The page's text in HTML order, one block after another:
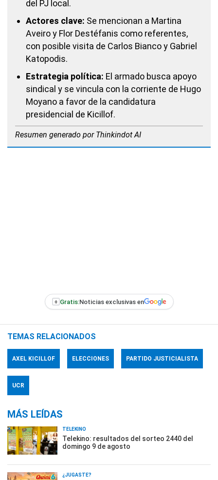
del PJ local.
Actores clave: Se mencionan a Martina
Aveiro y Flor Destéfanis como referentes,
con posible visita de Carlos Bianco y Gabriel
Katopodis.
Estrategia política: El armado busca apoyo
sindical y se vincula con la corriente de Hugo
Moyano a favor de la candidatura
presidencial de Kicillof.
Resumen generado por Thinkindot AI
+ Gratis:Noticias exclusivas en
TEMAS RELACIONADOS
AXEL KICILLOF ELECCIONES PARTIDO JUSTICIALISTA
UCR
MÁS LEÍDAS
TELEKINO
Telekino: resultados del sorteo 2440 del
domingo 9 de agosto
¿JUGASTE?